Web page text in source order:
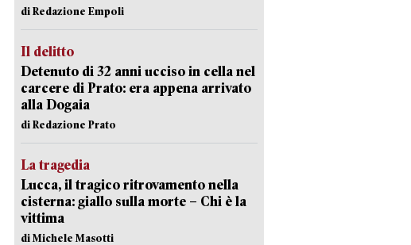
di Redazione Empoli
Il delitto
Detenuto di 32 anni ucciso in cella nel
carcere di Prato: era appena arrivato
alla Dogaia
di Redazione Prato
La tragedia
Lucca, il tragico ritrovamento nella
cisterna: giallo sulla morte – Chi è la
vittima
di Michele Masotti